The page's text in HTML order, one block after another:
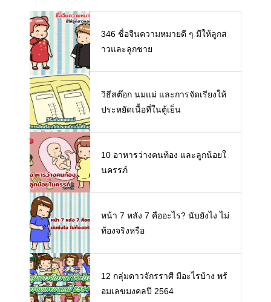
346 ชื่อจีนความหมายดี ๆ มีให้ลูกส
าวและลูกชาย
วิธีสต๊อก นมแม่ และการจัดเรียงให้
ประหยัดเนื้อที่ในตู้เย็น
10 อาหารว่างคนท้อง และลูกน้อยใ
นครรภ์
หน้า 7 หลัง 7 คืออะไร? นับยังไง ไม่
ท้องจริงหรือ
12 กลุ่มดาวจักรราศี มีอะไรบ้าง พร้
อมเลขมงคลปี 2564